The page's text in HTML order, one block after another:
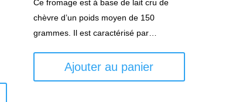
Ce fromage est à base de lait cru de
chèvre d’un poids moyen de 150
grammes. Il est caractérisé par…
Ajouter au panier